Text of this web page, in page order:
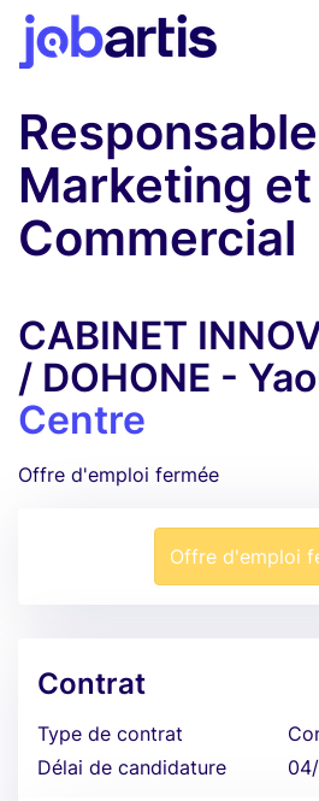
Responsable
Marketing et
Commercial
CABINET
/ DOHONE -
Centre
Offre d'emploi fermée
Offre d'emploi
Contrat
Type de contrat
Délai de candidature